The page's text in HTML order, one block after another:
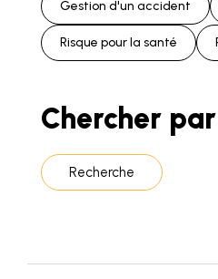
Gestion d'un accident
Risque pour la santé
Chercher
Recherche